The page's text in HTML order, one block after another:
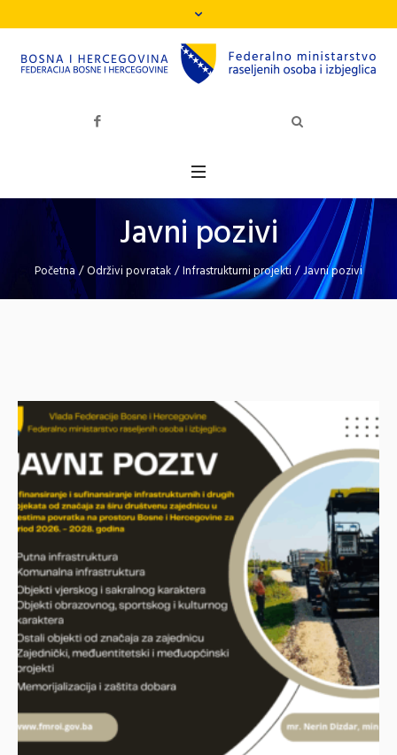
Javni pozivi
Početna /Održivi povratak/Infrastrukturni projekti /Javni pozivi